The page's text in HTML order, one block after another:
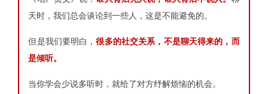
天时，我们总会谈论到一些人，这是不能避免的。
但是我们要明白，很多的社交关系，不是聊天得来的，而
是倾听。
当你学会少说多听时，就给了对方纾解烦恼的机会。